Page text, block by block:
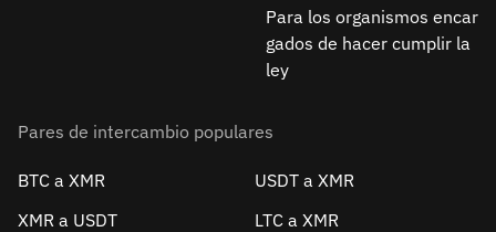
Para los organismos encar
gados de hacer cumplir la
ley
Pares de intercambio populares
BTC a XMR
USDT a XMR
XMR a USDT
LTC a XMR